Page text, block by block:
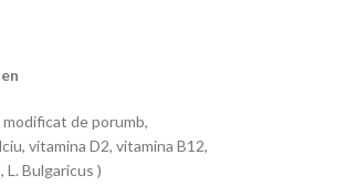
de porumb,
vitamina D2, vitamina B12,
Bulgaricus )